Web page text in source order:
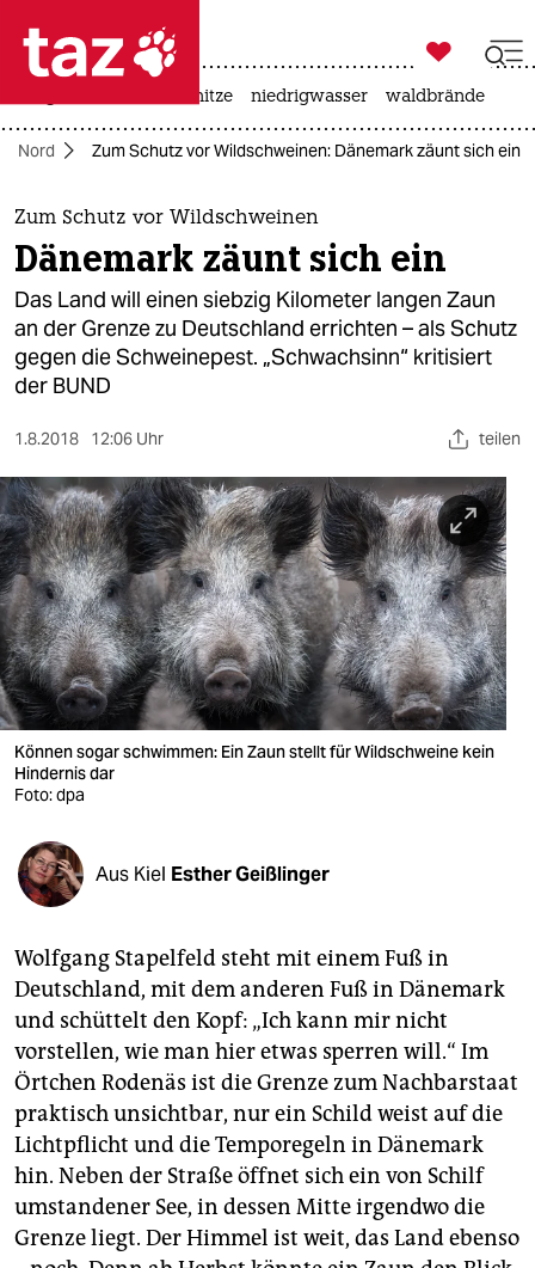
 taz zahl ich
taz zahl ich
themen
politik
öko
gesellschaft
kultur
sport
berlin
nord
wahrheit
verlag
verlag
veranstaltungen
shop
fragen & hilfe
abo
genossenschaft
epaper login

taz zahl ich
hitze niedrigwasser waldbrände
Nord Zum Schutz vor Wildschweinen: Dänemark zäunt sich ein
Zum Schutz vor Wildschweinen
Dänemark zäunt sich ein
Das Land will einen siebzig Kilometer langen Zaun
an der Grenze zu Deutschland errichten – als Schutz
gegen die Schweinepest. „Schwachsinn“ kritisiert
der BUND
1.8.2018 12:06 Uhr teilen
Können sogar schwimmen: Ein Zaun stellt für Wildschweine kein
Hindernis dar
Foto: dpa
Aus Kiel Esther Geißlinger
Wolfgang Stapelfeld steht mit einem Fuß in
Deutschland, mit dem anderen Fuß in Dänemark
und schüttelt den Kopf: „Ich kann mir nicht
vorstellen, wie man hier etwas sperren will.“ Im
Örtchen Rodenäs ist die Grenze zum Nachbarstaat
praktisch unsichtbar, nur ein Schild weist auf die
Lichtpflicht und die Temporegeln in Dänemark
hin. Neben der Straße öffnet sich ein von Schilf
umstandener See, in dessen Mitte irgendwo die
Grenze liegt. Der Himmel ist weit, das Land ebenso